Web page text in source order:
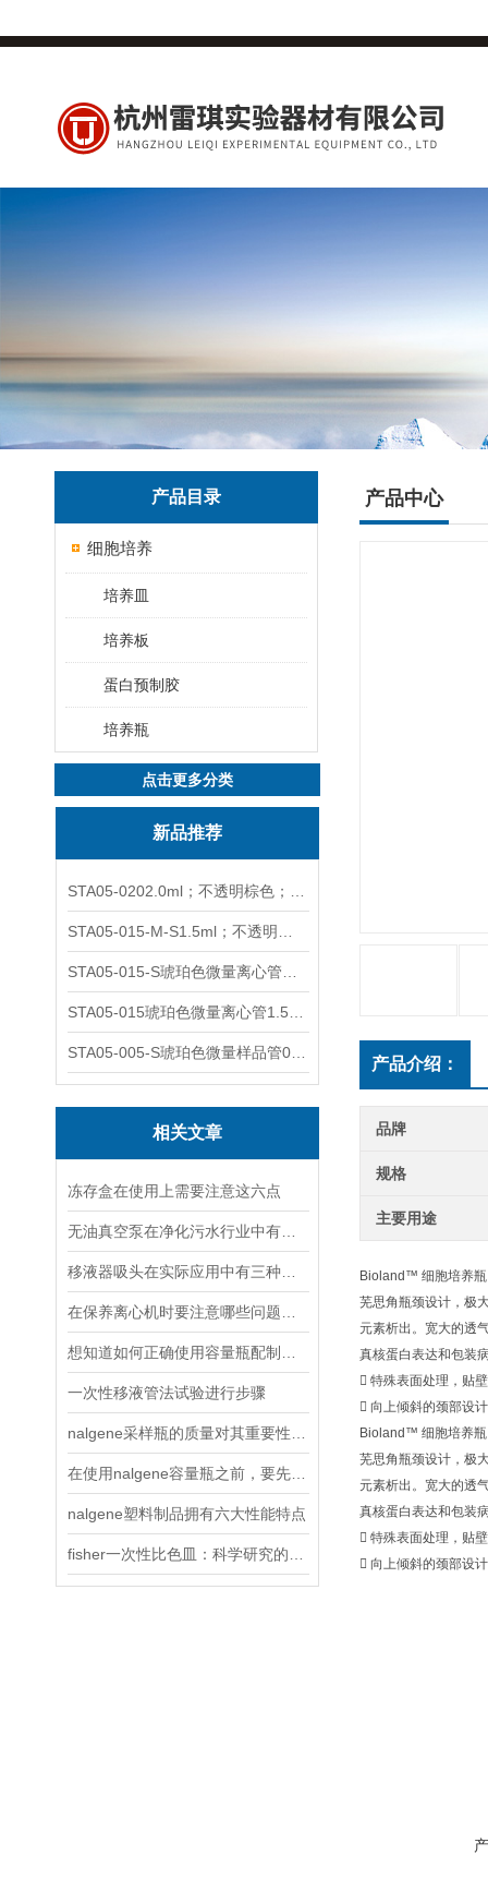
产品目录
细胞培养
培养皿
培养板
蛋白预制胶
培养瓶
点击更多分类
新品推荐
相关文章
冻存盒在使用上需要注意这六点
一次性移液管法试验进行步骤
nalgene塑料制品拥有六大性能特点
产品中心
产品介绍：
品牌
规格
主要用途
Bioland™ 细胞培养瓶
芜思角瓶颈设计，极
元素析出。宽大的透
真核蛋白表达和包装
 特殊表面处理，贴
 向上倾斜的颈部设
Bioland™ 细胞培养瓶
芜思角瓶颈设计，极
元素析出。宽大的透
真核蛋白表达和包装
 特殊表面处理，贴
 向上倾斜的颈部设